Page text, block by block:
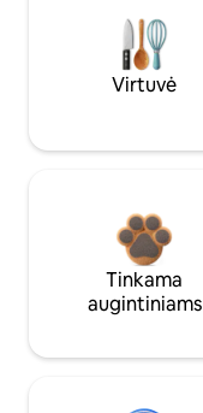
Virtuvė
Tinkama
augintiniams